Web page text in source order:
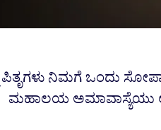
ನಿಮಗೆ ಒಂದು
ಮಹಾಲಯ ಅಮಾವಾಸ್ಯೆಯು ಆ